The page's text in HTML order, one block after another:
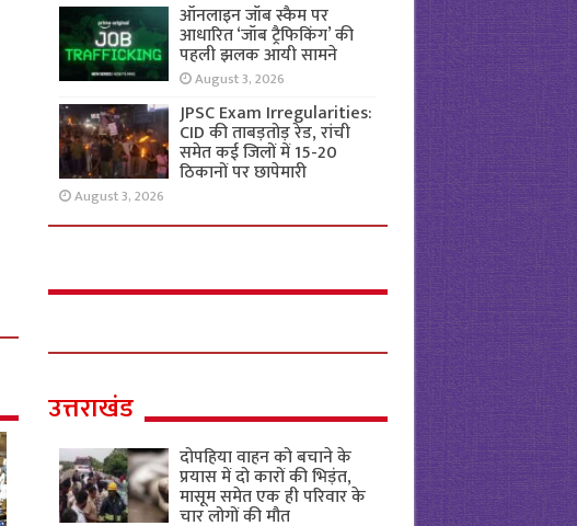
ऑनलाइन जॉब स्कैम पर
आधारित ‘जॉब ट्रैफिकिंग’ की
पहली झलक आयी सामने
August 3, 2026
JPSC Exam Irregularities:
CID की ताबड़तोड़ रेड, रांची
समेत कई जिलों में 15-20
ठिकानों पर छापेमारी
August 3, 2026
उत्तराखंड
दोपहिया वाहन को बचाने के
प्रयास में दो कारों की भिड़ंत,
मासूम समेत एक ही परिवार के
चार लोगों की मौत